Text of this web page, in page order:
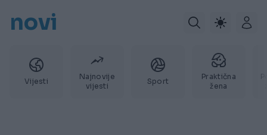
novi
Vijesti
Najnovije
vijesti
Sport
Praktična
žena